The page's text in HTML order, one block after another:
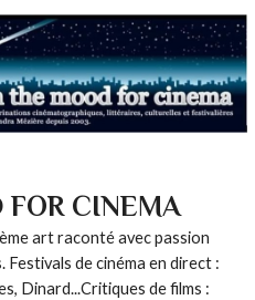
FOR CINEMA
art raconté avec passion
Festivals de cinéma en direct :
Dinard...Critiques de films :